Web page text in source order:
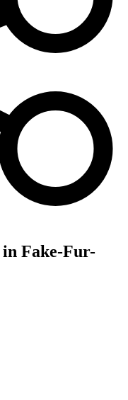
Fake-Fur-